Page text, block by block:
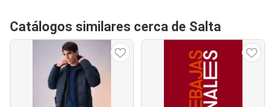
Catálogos similares cerca de Salta